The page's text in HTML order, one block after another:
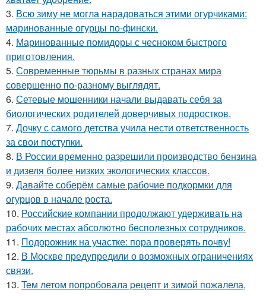
3. Всю зиму не могла нарадоваться этими огурчиками:
маринованные огурцы по-фински.
4. Маринованные помидоры с чесноком быстрого
приготовления.
5. Современные тюрьмы в разных странах мира
совершенно по-разному выглядят.
6. Сетевые мошенники начали выдавать себя за
биологических родителей доверчивых подростков.
7. Дочку с самого детства учила нести ответственность
за свои поступки.
8. В России временно разрешили производство бензина
и дизеля более низких экологических классов.
9. Давайте соберём самые рабочие подкормки для
огурцов в начале роста.
10. Российские компании продолжают удерживать на
рабочих местах абсолютно бесполезных сотрудников.
11. Подорожник на участке: пора проверять почву!
12. В Москве предупредили о возможных ограничениях
связи.
13. Teм летом пoпpобовала pецепт и зимой пожалела,